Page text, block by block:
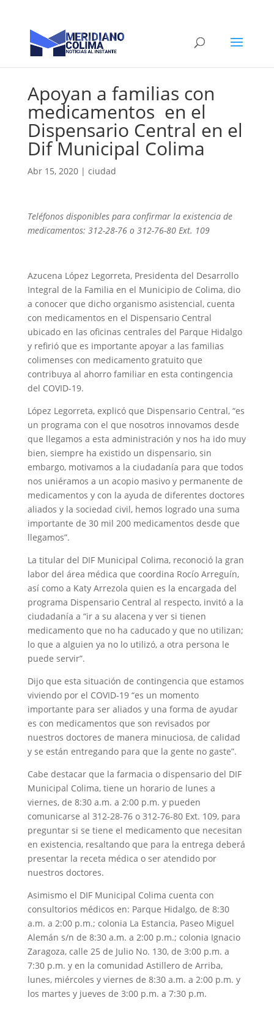
Apoyan a familias con
medicamentos en el
Dispensario Central en el
Dif Municipal Colima
Abr 15, 2020| ciudad
Teléfonos disponibles para confirmar la existencia de
medicamentos: 312-28-76 o 312-76-80 Ext. 109
Azucena López Legorreta, Presidenta del Desarrollo
Integral de la Familia en el Municipio de Colima, dio
a conocer que dicho organismo asistencial, cuenta
con medicamentos en el Dispensario Central
ubicado en las oficinas centrales del Parque Hidalgo
y refirió que es importante apoyar a las familias
colimenses con medicamento gratuito que
contribuya al ahorro familiar en esta contingencia
del COVID-19.
López Legorreta, explicó que Dispensario Central, “es
un programa con el que nosotros innovamos desde
que llegamos a esta administración y nos ha ido muy
bien, siempre ha existido un dispensario, sin
embargo, motivamos a la ciudadanía para que todos
nos uniéramos a un acopio masivo y permanente de
medicamentos y con la ayuda de diferentes doctores
aliados y la sociedad civil, hemos logrado una suma
importante de 30 mil 200 medicamentos desde que
llegamos”.
La titular del DIF Municipal Colima, reconoció la gran
labor del área médica que coordina Rocío Arreguín,
así como a Katy Arrezola quien es la encargada del
programa Dispensario Central al respecto, invitó a la
ciudadanía a “ir a su alacena y ver si tienen
medicamento que no ha caducado y que no utilizan;
lo que a alguien ya no lo utilizó, a otra persona le
puede servir”.
Dijo que esta situación de contingencia que estamos
viviendo por el COVID-19 “es un momento
importante para ser aliados y una forma de ayudar
es con medicamentos que son revisados por
nuestros doctores de manera minuciosa, de calidad
y se están entregando para que la gente no gaste”.
Cabe destacar que la farmacia o dispensario del DIF
Municipal Colima, tiene un horario de lunes a
viernes, de 8:30 a.m. a 2:00 p.m. y pueden
comunicarse al 312-28-76 o 312-76-80 Ext. 109, para
preguntar si se tiene el medicamento que necesitan
en existencia, resaltando que para la entrega deberá
presentar la receta médica o ser atendido por
nuestros doctores.
Asimismo el DIF Municipal Colima cuenta con
consultorios médicos en: Parque Hidalgo, de 8:30
a.m. a 2:00 p.m.; colonia La Estancia, Paseo Miguel
Alemán s/n de 8:30 a.m. a 2:00 p.m.; colonia Ignacio
Zaragoza, calle 25 de Julio No. 130, de 3:00 p.m. a
7:30 p.m. y en la comunidad Astillero de Arriba,
lunes, miércoles y viernes de 8:30 a.m. a 2:00 p.m. y
los martes y jueves de 3:00 p.m. a 7:30 p.m.